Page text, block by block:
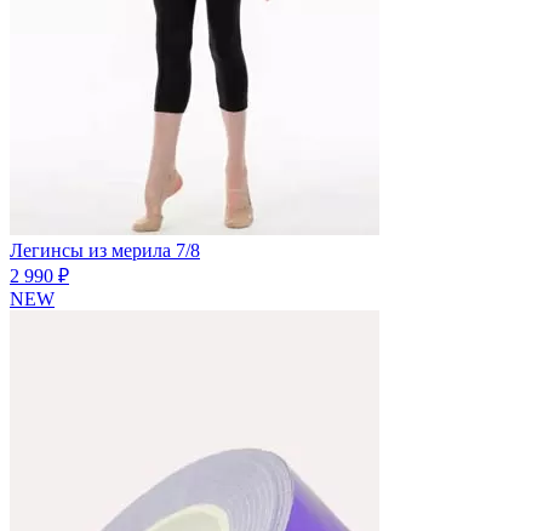
Легинсы из мерила 7/8
2 990 ₽
NEW